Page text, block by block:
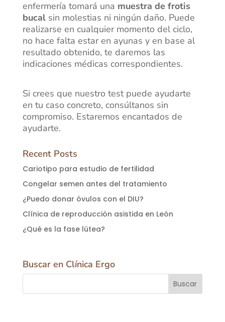
enfermería tomará una muestra de frotis
bucalsin molestias ni ningún daño. Puede
realizarse en cualquier momento del ciclo,
no hace falta estar en ayunas y en base al
resultado obtenido, te daremos las
indicaciones médicas correspondientes.
Si crees que nuestro test puede ayudarte
en tu caso concreto, consúltanos sin
compromiso. Estaremos encantados de
ayudarte.
Recent Posts
Cariotipo para estudio de fertilidad
Congelar semen antes del tratamiento
¿Puedo donar óvulos con el DIU?
Clínica de reproducción asistida en León
¿Qué es la fase lútea?
Buscar en Clínica Ergo